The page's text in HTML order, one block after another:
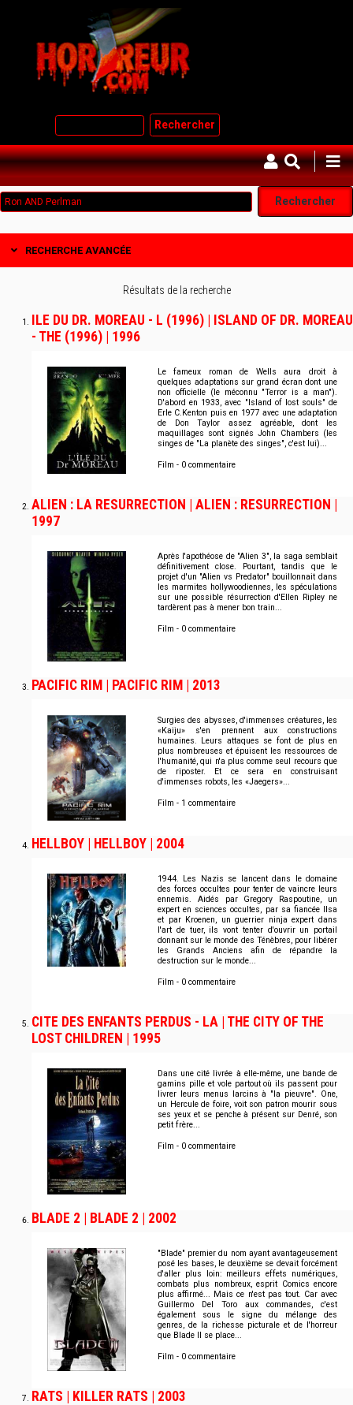
Rechercher
RECHERCHE AVANCÉE
Résultats de la recherche
ILE DU DR. MOREAU - L (1996) | ISLAND OF DR. MOREAU
- THE (1996) | 1996
Le fameux roman de Wells aura droit à
quelques adaptations sur grand écran dont une
non officielle (le méconnu "Terror is a man").
D'abord en 1933, avec "Island of lost souls" de
Erle C.Kenton puis en 1977 avec une adaptation
de Don Taylor assez agréable, dont les
maquillages sont signés John Chambers (les
singes de "La planète des singes", c'est lui)...
Film - 0 commentaire
ALIEN : LA RESURRECTION | ALIEN : RESURRECTION |
1997
Après l'apothéose de "Alien 3", la saga semblait
définitivement close. Pourtant, tandis que le
projet d'un "Alien vs Predator" bouillonnait dans
les marmites hollywoodiennes, les spéculations
sur une possible résurrection d'Ellen Ripley ne
tardèrent pas à mener bon train...
Film - 0 commentaire
PACIFIC RIM | PACIFIC RIM | 2013
Surgies des abysses, d'immenses créatures, les
«Kaiju» s'en prennent aux constructions
humaines. Leurs attaques se font de plus en
plus nombreuses et épuisent les ressources de
l'humanité, qui n'a plus comme seul recours que
de riposter. Et ce sera en construisant
d'immenses robots, les «Jaegers»...
Film - 1 commentaire
HELLBOY | HELLBOY | 2004
1944. Les Nazis se lancent dans le domaine
des forces occultes pour tenter de vaincre leurs
ennemis. Aidés par Gregory Raspoutine, un
expert en sciences occultes, par sa fiancée Ilsa
et par Kroenen, un guerrier ninja expert dans
l'art de tuer, ils vont tenter d'ouvrir un portail
donnant sur le monde des Ténèbres, pour libérer
les Grands Anciens afin de répandre la
destruction sur le monde...
Film - 0 commentaire
CITE DES ENFANTS PERDUS - LA | THE CITY OF THE
LOST CHILDREN | 1995
Dans une cité livrée à elle-même, une bande de
gamins pille et vole partout où ils passent pour
livrer leurs menus larcins à "la pieuvre". One,
un Hercule de foire, voit son patron mourir sous
ses yeux et se penche à présent sur Denré, son
petit frère...
Film - 0 commentaire
BLADE 2 | BLADE 2 | 2002
"Blade" premier du nom ayant avantageusement
posé les bases, le deuxième se devait forcément
d'aller plus loin: meilleurs effets numériques,
combats plus nombreux, esprit Comics encore
plus affirmé... Mais ce n'est pas tout. Car avec
Guillermo Del Toro aux commandes, c'est
également sous le signe du mélange des
genres, de la richesse picturale et de l'horreur
que Blade II se place...
Film - 0 commentaire
RATS | KILLER RATS | 2003